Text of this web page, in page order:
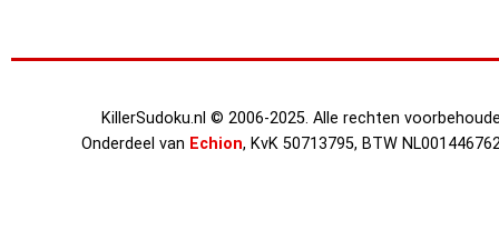
KillerSudoku.nl © 2006-2025. Alle rechten
Onderdeel van Echion, KvK 50713795, BTW